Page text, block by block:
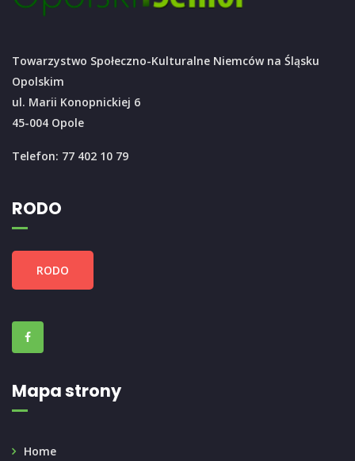
Towarzystwo Społeczno-Kulturalne Niemców na Śląsku
Opolskim
ul. Marii Konopnickiej 6
45-004 Opole
Telefon: 77 402 10 79
RODO
RODO
Mapa strony
Home